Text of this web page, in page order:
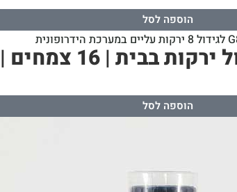
הוספה לסל
הוספה לסל